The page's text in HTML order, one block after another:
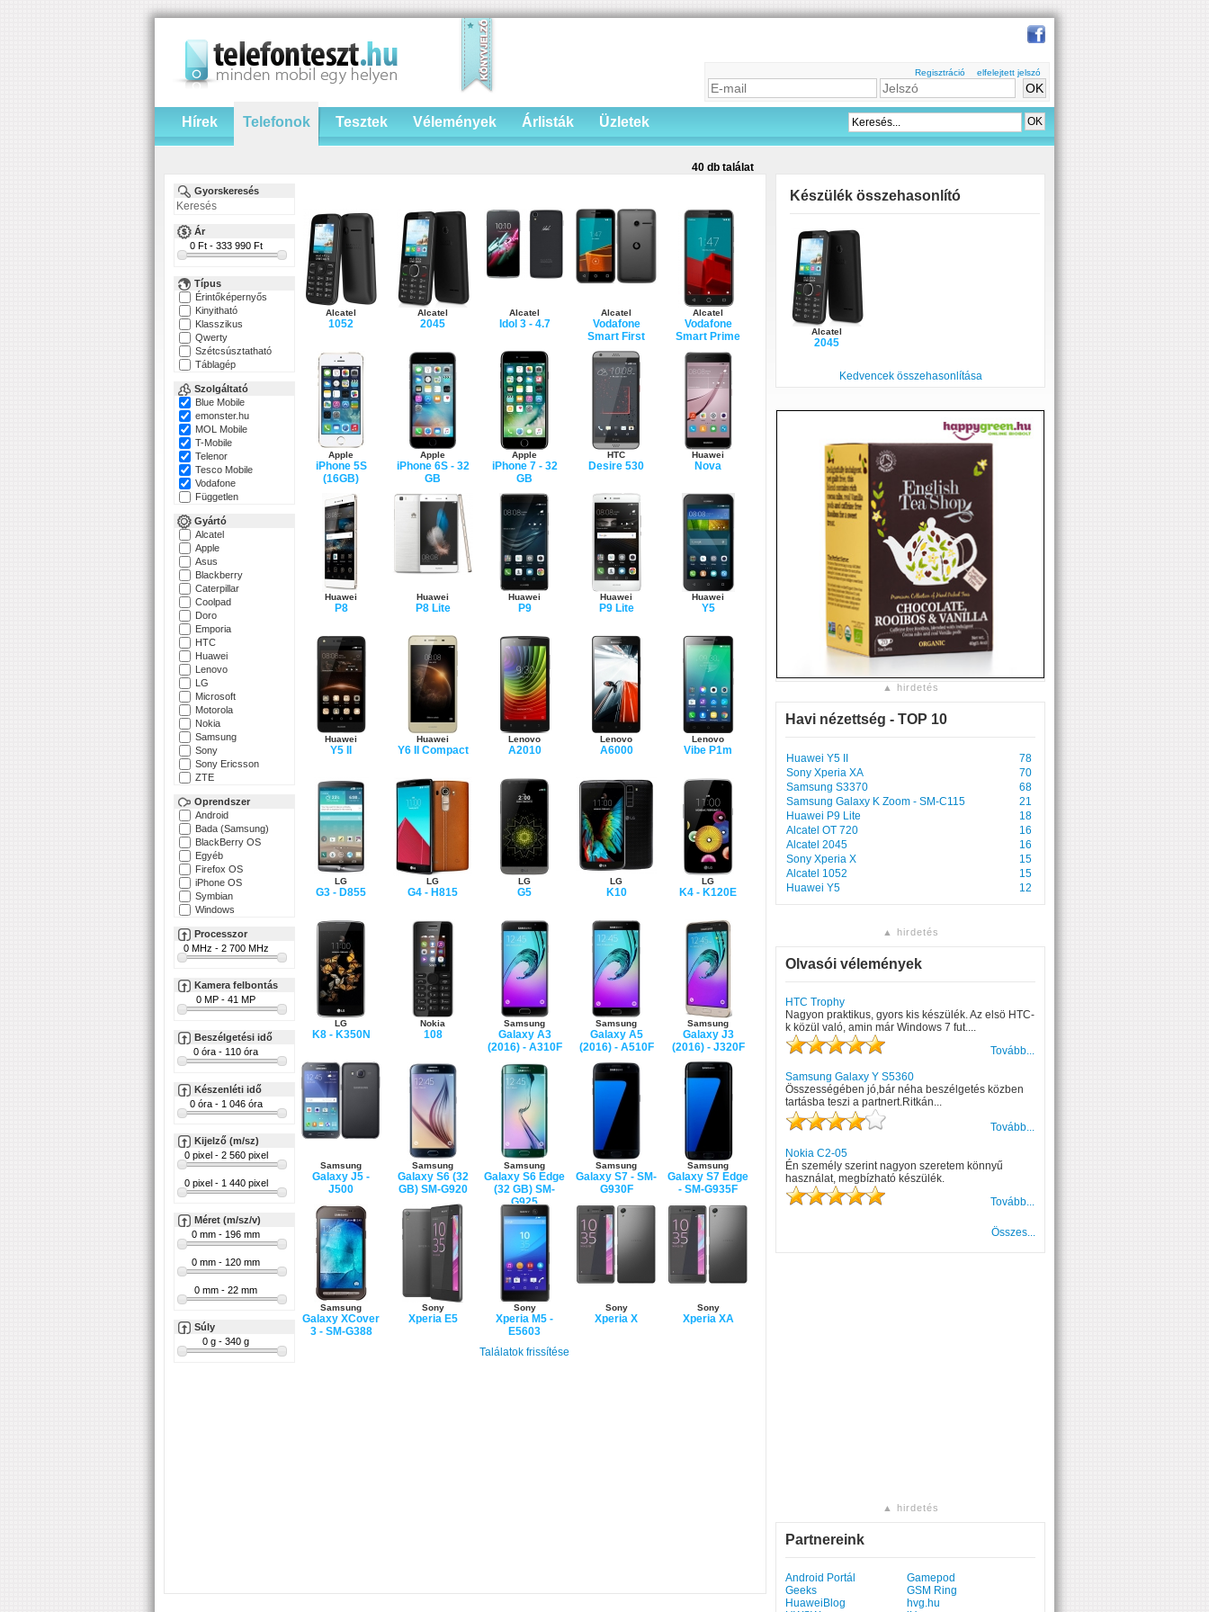
Regisztráció elfelejtett jelszó
Hírek Telefonok Tesztek Vélemények Árlisták Üzletek
Gyorskeresés
Ár
Típus
Érintőképernyős
Kinyitható
Klasszikus
Qwerty
Szétcsúsztatható
Táblagép
Szolgáltató
Blue Mobile
emonster.hu
MOL Mobile
T-Mobile
Telenor
Tesco Mobile
Vodafone
Független
Gyártó
Alcatel
Apple
Asus
Blackberry
Caterpillar
Coolpad
Doro
Emporia
HTC
Huawei
Lenovo
LG
Microsoft
Motorola
Nokia
Samsung
Sony
Sony Ericsson
ZTE
Oprendszer
Android
Bada (Samsung)
BlackBerry OS
Egyéb
Firefox OS
iPhone OS
Symbian
Windows
Processzor
Kamera felbontás
Beszélgetési idő
Készenléti idő
Kijelző (m/sz)
Méret (m/sz/v)
Súly
40 db találat
Alcatel
1052
Alcatel
2045
Alcatel
Idol 3 - 4.7
Alcatel
Vodafone
Smart First
Alcatel
Vodafone
Smart Prime
Apple
iPhone 5S
(16GB)
Apple
iPhone 6S - 32
GB
Apple
iPhone 7 - 32
GB
HTC
Desire 530
Huawei
Nova
Huawei
P8
Huawei
P8 Lite
Huawei
P9
Huawei
P9 Lite
Huawei
Y5
Huawei
Y5 II
Huawei
Y6 II Compact
Lenovo
A2010
Lenovo
A6000
Lenovo
Vibe P1m
LG
G3 - D855
LG
G4 - H815
LG
G5
LG
K10
LG
K4 - K120E
LG
K8 - K350N
Nokia
108
Samsung
Galaxy A3
(2016) - A310F
Samsung
Galaxy A5
(2016) - A510F
Samsung
Galaxy J3
(2016) - J320F
Samsung
Galaxy J5 -
J500
Samsung
Galaxy S6 (32
GB) SM-G920
Samsung
Galaxy S6 Edge
(32 GB) SM-
G925
Samsung
Galaxy S7 - SM-
G930F
Samsung
Galaxy S7 Edge
- SM-G935F
Samsung
Galaxy XCover
3 - SM-G388
Sony
Xperia E5
Sony
Xperia M5 -
E5603
Sony
Xperia X
Sony
Xperia XA
Találatok frissítése
Készülék összehasonlító
Alcatel
2045
Kedvencek összehasonlítása
▲ hirdetés
Havi nézettség - TOP 10
Huawei Y5 II
78
Sony Xperia XA
70
Samsung S3370
68
Samsung Galaxy K Zoom - SM-C115
21
Huawei P9 Lite
18
Alcatel OT 720
16
Alcatel 2045
16
Sony Xperia X
15
Alcatel 1052
15
Huawei Y5
12
▲ hirdetés
Olvasói vélemények
HTC Trophy
Nagyon praktikus, gyors kis készülék. Az elsö HTC-
k közül való, amin már Windows 7 fut....
Tovább...
Samsung Galaxy Y S5360
Összességében jó,bár néha beszélgetés közben
tartásba teszi a partnert.Ritkán...
Tovább...
Nokia C2-05
Én személy szerint nagyon szeretem könnyű
használat, megbízható készülék.
Tovább...
Összes...
▲ hirdetés
Partnereink
Android Portál
Gamepod
Geeks
GSM Ring
HuaweiBlog
hvg.hu